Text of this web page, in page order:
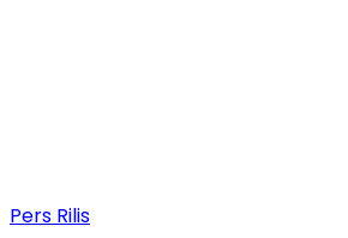
Pers Rilis